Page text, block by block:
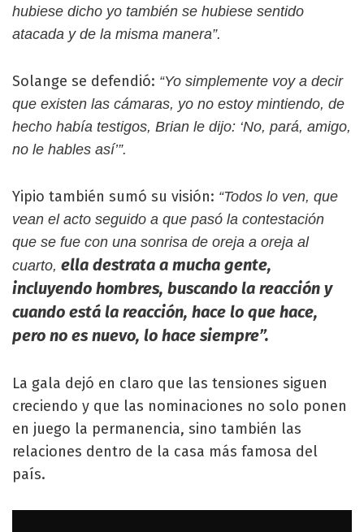
hubiese dicho yo también se hubiese sentido
atacada y de la misma manera”.
Solange se defendió: “Yo simplemente voy a decir
que existen las cámaras, yo no estoy mintiendo, de
hecho había testigos, Brian le dijo: ‘No, pará, amigo,
no le hables así’”.
Yipio también sumó su visión: “Todos lo ven, que
vean el acto seguido a que pasó la contestación
que se fue con una sonrisa de oreja a oreja al
cuarto, ella destrata a mucha gente,
incluyendo hombres, buscando la reacción y
cuando está la reacción, hace lo que hace,
pero no es nuevo, lo hace siempre”.
La gala dejó en claro que las tensiones siguen
creciendo y que las nominaciones no solo ponen
en juego la permanencia, sino también las
relaciones dentro de la casa más famosa del
país.